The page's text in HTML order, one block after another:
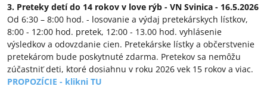
3. Preteky detí do 14 rokov v love rýb - VN Svinica - 16.5.2026
Od 6:30 – 8:00 hod. - losovanie a výdaj pretekárskych lístkov,
8:00 - 12:00 hod. pretek, 12:00 - 13.00 hod. vyhlásenie
výsledkov a odovzdanie cien. Pretekárske lístky a občerstvenie
pretekárom bude poskytnuté zdarma. Pretekov sa nemôžu
zúčastniť deti, ktoré dosiahnu v roku 2026 vek 15 rokov a viac.
PROPOZÍCIE - klikni TU